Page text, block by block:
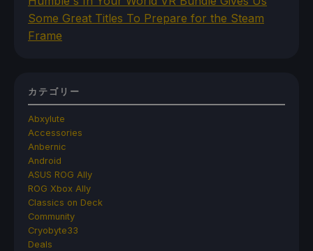
Some Great Titles To Prepare for the Steam
Frame
カテゴリー
Abxylute
Accessories
Anbernic
Android
ASUS ROG Ally
ROG Xbox Ally
Classics on Deck
Community
Cryobyte33
Deals